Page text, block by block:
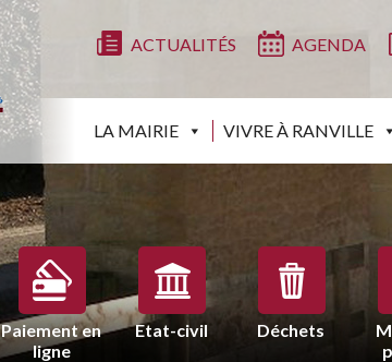
ACTUALITÉS AGENDA
LA MAIRIE VIVRE À RANVILLE
Paiement en
ligne
Etat-civil Déchets